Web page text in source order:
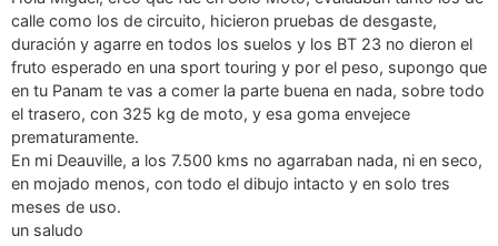
calle como los de circuito, hicieron pruebas de desgaste,
duración y agarre en todos los suelos y los BT 23 no dieron el
fruto esperado en una sport touring y por el peso, supongo que
en tu Panam te vas a comer la parte buena en nada, sobre todo
el trasero, con 325 kg de moto, y esa goma envejece
prematuramente.
En mi Deauville, a los 7.500 kms no agarraban nada, ni en seco,
en mojado menos, con todo el dibujo intacto y en solo tres
meses de uso.
un saludo